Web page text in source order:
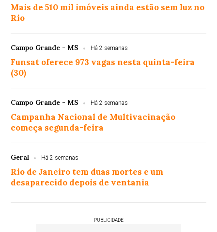
Mais de 510 mil imóveis ainda estão sem luz no
Rio
Campo Grande - MS Há 2 semanas
Funsat oferece 973 vagas nesta quinta-feira
(30)
Campo Grande - MS Há 2 semanas
Campanha Nacional de Multivacinação
começa segunda-feira
Geral Há 2 semanas
Rio de Janeiro tem duas mortes e um
desaparecido depois de ventania
PUBLICIDADE